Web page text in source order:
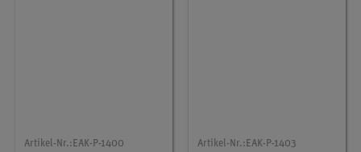
Artikel-Nr.: EAK-P-1400 Artikel-Nr.: EAK-P-1403